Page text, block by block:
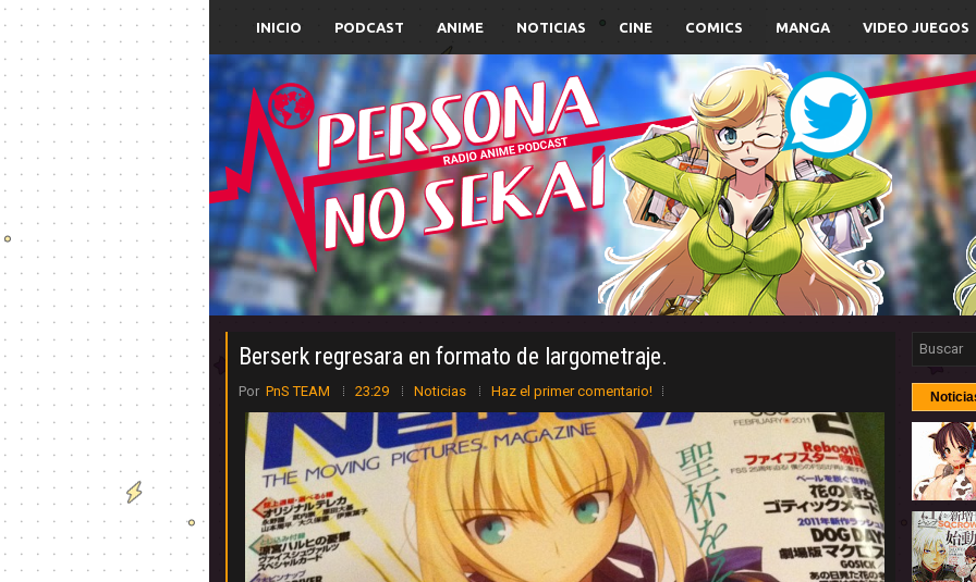
INICIO PODCAST ANIME NOTICIAS CINE COMICS MANGA VIDEO JUEGOS
Berserk regresara en formato de largometraje.
Por PnS TEAM 23:29 Noticias Haz el primer comentario!